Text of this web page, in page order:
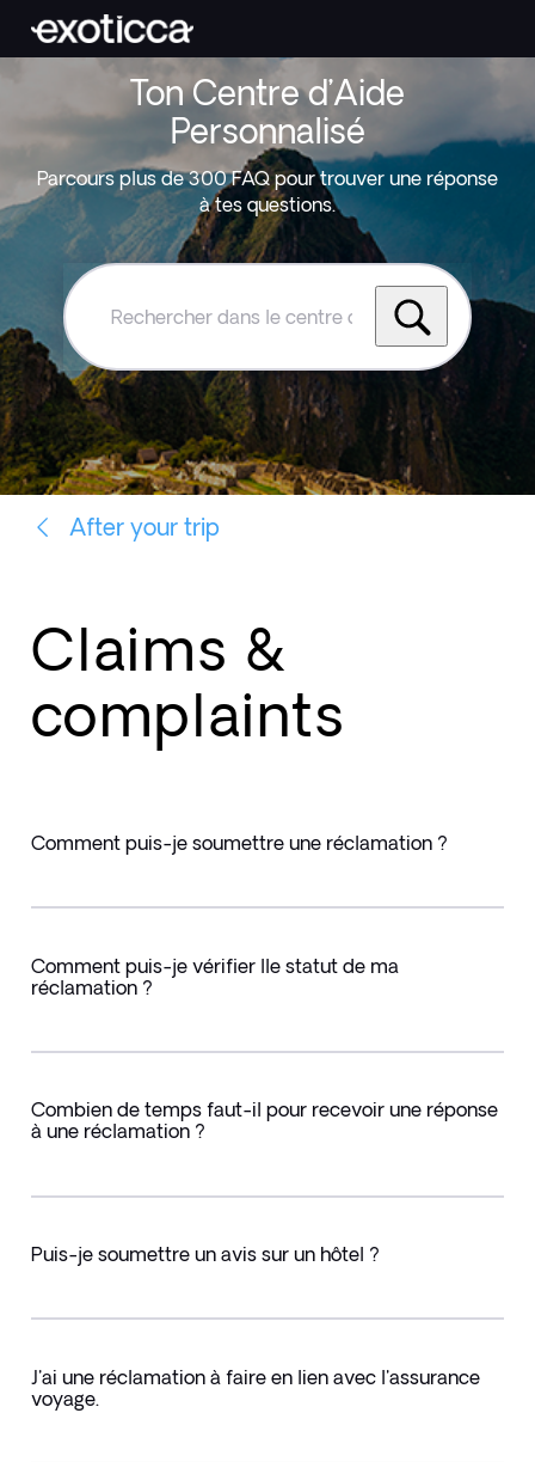
Ton Centre d’Aide
Personnalisé
Parcours plus de 300 FAQ pour trouver une réponse
à tes questions.
Rechercher
le
centre
d'aide
Exoticca
After your trip
Claims &
complaints
Comment puis-je soumettre une réclamation ?
Comment puis-je vérifier lle statut de ma
réclamation ?
Combien de temps faut-il pour recevoir une réponse
à une réclamation ?
Puis-je soumettre un avis sur un hôtel ?
J'ai une réclamation à faire en lien avec l'assurance
voyage.